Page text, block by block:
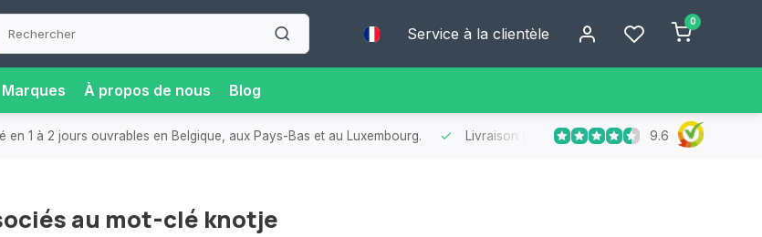
Service à la clientèle
0
Marques À propos de nous Blog
en 1 à 2 jours ouvrables en Belgique, aux Pays-Bas et au Luxembourg. Livraison gratuitedès 75 € d’achat- Profitez de
9.6
au mot-clé knotje